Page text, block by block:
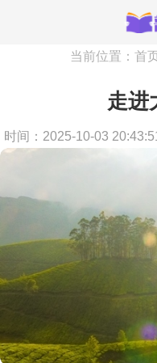
当前位置： 首
走进
时间：2025-10-03 20:43:51